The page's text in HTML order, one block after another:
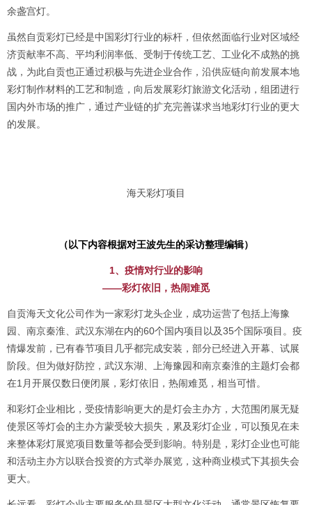
余盏宫灯。
虽然自贡彩灯已经是中国彩灯行业的标杆，但依然面临行业对区域经
济贡献率不高、平均利润率低、受制于传统工艺、工业化不成熟的挑
战，为此自贡也正通过积极与先进企业合作，沿供应链向前发展本地
彩灯制作材料的工艺和制造，向后发展彩灯旅游文化活动，组团进行
国内外市场的推广，通过产业链的扩充完善谋求当地彩灯行业的更大
的发展。
海天彩灯项目
（以下内容根据对王波先生的采访整理编辑）
1、疫情对行业的影响
——彩灯依旧，热闹难觅
自贡海天文化公司作为一家彩灯龙头企业，成功运营了包括上海豫
园、南京秦淮、武汉东湖在内的60个国内项目以及35个国际项目。疫
情爆发前，已有春节项目几乎都完成安装，部分已经进入开幕、试展
阶段。但为做好防控，武汉东湖、上海豫园和南京秦淮的主题灯会都
在1月开展仅数日便闭展，彩灯依旧，热闹难觅，相当可惜。
和彩灯企业相比，受疫情影响更大的是灯会主办方，大范围闭展无疑
使景区等灯会的主办方蒙受较大损失，累及彩灯企业，可以预见在未
来整体彩灯展览项目数量等都会受到影响。特别是，彩灯企业也可能
和活动主办方以联合投资的方式举办展览，这种商业模式下其损失会
更大。